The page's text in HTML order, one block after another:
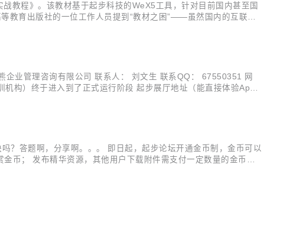
教程》。该教材基于起步科技的WeX5工具，针对目前国内甚至国
教育出版社的一位工作人员提到“教材之困”——虽然国内的互联网
业管理咨询有限公司 联系人： 刘文生 联系QQ： 67550351 网
构）终于进入到了正式运行阶段 起步展厅地址（能直接体验App
？答题啊，分享啊。。。 即日起，起步论坛开通金币制，金币可以
币； 发布精华资源，其他用户下载附件需支付一定数量的金币才